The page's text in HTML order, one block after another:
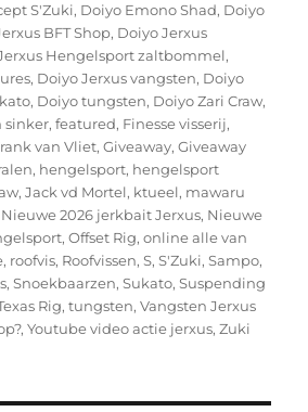
S'Zuki, Doiyo Emono Shad, Doiyo
BFT Shop, Doiyo Jerxus
Hengelsport zaltbommel,
, Doiyo Jerxus vangsten, Doiyo
, Doiyo tungsten, Doiyo Zari Craw,
sinker,featured, Finesse visserij,
van Vliet,Giveaway,Giveaway
, hengelsport, hengelsport
,Jack vd Mortel, ktueel, mawaru
Nieuwe 2026 jerkbait Jerxus, Nieuwe
,Offset Rig,online alle van
, roofvis, Roofvissen,S,S'Zuki,Sampo,
,Snoekbaarzen,Sukato,Suspending
Rig,tungsten,Vangsten Jerxus
,Youtube video actie jerxus,Zuki